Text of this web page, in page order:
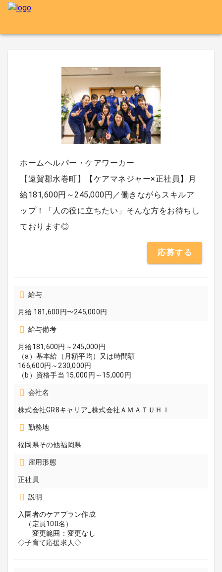
ホームヘルパー・ケアワーカー
【遠賀郡水巻町】【ケアマネジャー×正社員】月
給181,600円～245,000円／働きながらスキルア
ップ！「人の役に立ちたい」そんな方をお待ちし
ております◎
応募する
給与
月給 181,600円〜245,000円
給与備考
月給181,600円～245,000円
（a）基本給（月額平均）又は時間額
166,600円～230,000円
（b）資格手当 15,000円～15,000円
会社名
株式会社GR8キャリア_株式会社ＡＭＡＴＵＨＩ
勤務地
福岡県その他福岡県
雇用形態
正社員
説明
入園者のケアプラン作成
（定員100名）
変更範囲：変更なし
◇子育て応援求人◇